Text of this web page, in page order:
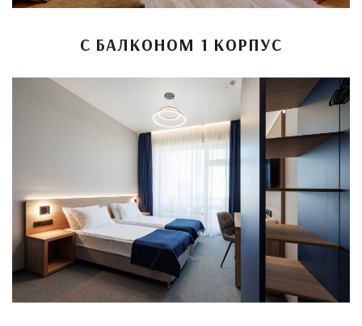
С БАЛКОНОМ 1 КОРПУС